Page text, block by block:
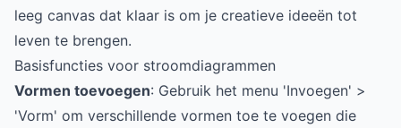
leeg canvas dat klaar is om je creatieve ideeën tot
leven te brengen.
Basisfuncties voor stroomdiagrammen
Vormen toevoegen: Gebruik het menu 'Invoegen' >
'Vorm' om verschillende vormen toe te voegen die